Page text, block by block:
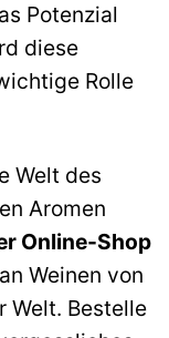
Potenzial
diese
Rolle
Welt des
Aromen
Online-Shop
Weinen von
Welt. Bestelle